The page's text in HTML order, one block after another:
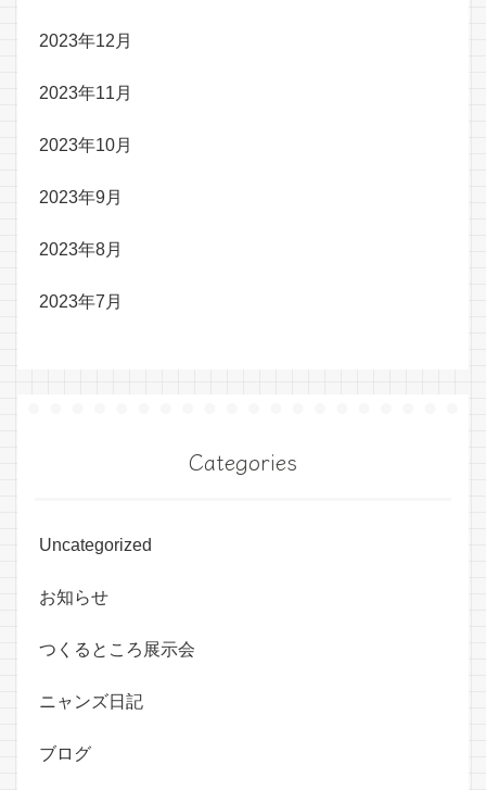
2023年12月
2023年11月
2023年10月
2023年9月
2023年8月
2023年7月
Categories
Uncategorized
お知らせ
つくるところ展示会
ニャンズ日記
ブログ